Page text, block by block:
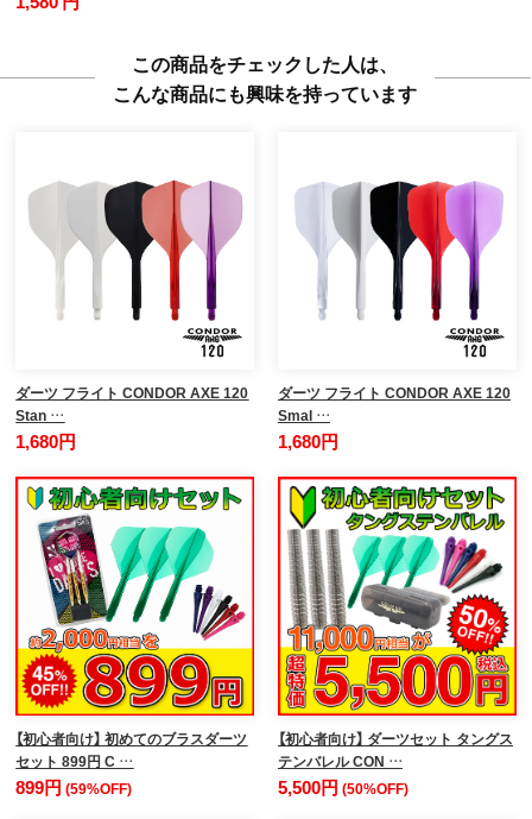
この商品をチェックした人は、
こんな商品にも興味を持っています
ダーツ フライト CONDOR AXE 120
Stan …
1,680円
ダーツ フライト CONDOR AXE 120
Smal …
1,680円
【初心者向け】 初めてのブラスダーツ
セット 899円 C …
899円(59%OFF)
【初心者向け】 ダーツセット タングス
テンバレル CON …
5,500円 (50%OFF)